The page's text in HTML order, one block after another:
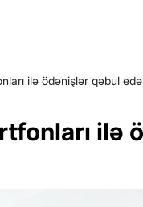
ilə ödənişlər qəbul
ilə